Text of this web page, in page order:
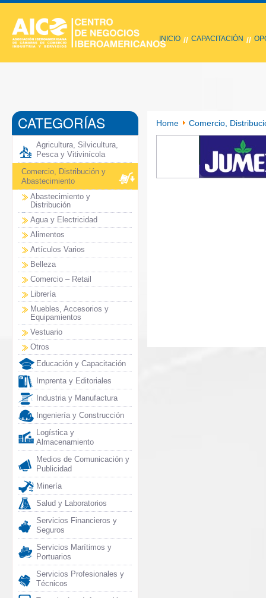
INICIO // CAPACITACIÓN //
CATEGORÍAS
Agricultura, Silvicultura,
Pesca y Vitivinícola
Comercio, Distribución y
Abastecimiento
Abastecimiento y
Distribución
Agua y Electricidad
Alimentos
Artículos Varios
Belleza
Comercio – Retail
Librería
Muebles, Accesorios y
Equipamientos
Vestuario
Otros
Educación y Capacitación
Imprenta y Editoriales
Industria y Manufactura
Ingeniería y Construcción
Logística y
Almacenamiento
Medios de Comunicación y
Publicidad
Minería
Salud y Laboratorios
Servicios Financieros y
Seguros
Servicios Marítimos y
Portuarios
Servicios Profesionales y
Técnicos
Home Comercio,